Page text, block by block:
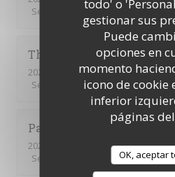
todo' o
gestionar sus
Puede
opciones en
momento
icono de cookie
inferior
páginas
OK, aceptar
Servicio
Ambiente : 5/5 Menú
Thierry
2026-07-09
- 12:30 - Invitados 2
Servicio
/5 Ambiente: 5/5
Patrick
2026-07-09
- 12:15 - Invitados 16
Servicio
Ambiente: 5/5